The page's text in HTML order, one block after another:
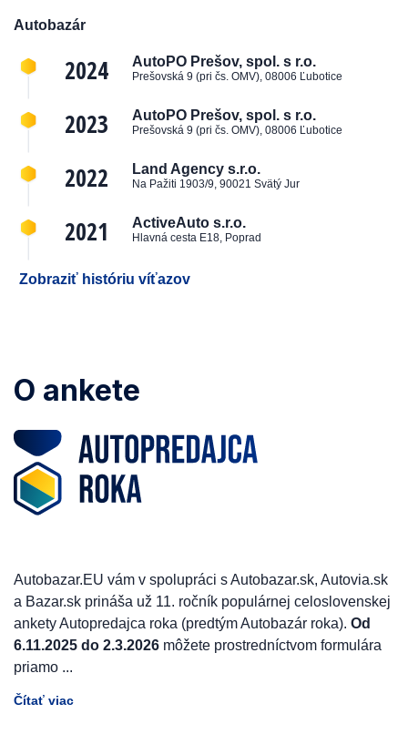
Autobazár
2024 AutoPO Prešov, spol. s r.o.
Prešovská 9 (pri čs. OMV), 08006 Ľubotice
2023 AutoPO Prešov, spol. s r.o.
Prešovská 9 (pri čs. OMV), 08006 Ľubotice
2022 Land Agency s.r.o.
Na Pažiti 1903/9, 90021 Svätý Jur
2021 ActiveAuto s.r.o.
Hlavná cesta E18, Poprad
Zobraziť históriu víťazov
O ankete
Autobazar.EU vám v spolupráci s Autobazar.sk, Autovia.sk
a Bazar.sk prináša už 11. ročník populárnej celoslovenskej
ankety Autopredajca roka (predtým Autobazár roka). Od
6.11.2025 do 2.3.2026 môžete prostredníctvom formulára
priamo ...
Čítať viac